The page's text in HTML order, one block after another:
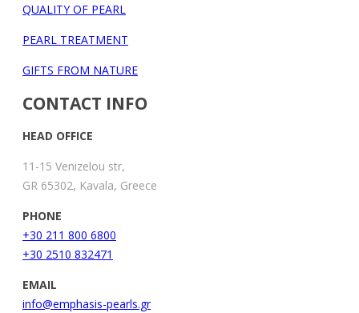
QUALITY OF PEARL
PEARL TREATMENT
GIFTS FROM NATURE
CONTACT INFO
HEAD OFFICE
11-15 Venizelou str,
GR 65302, Kavala, Greece
PHONE
+30 211 800 6800
+30 2510 832471
EMAIL
info@emphasis-pearls.gr